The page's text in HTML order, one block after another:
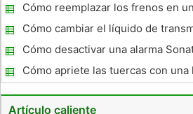
Cómo reemplazar los frenos en
Truck 1992
Cómo cambiar el líquido de
un Hyundai Accent 2006
Cómo desactivar una alarma
Cómo apriete las tuercas con una
impacto
Artículo caliente